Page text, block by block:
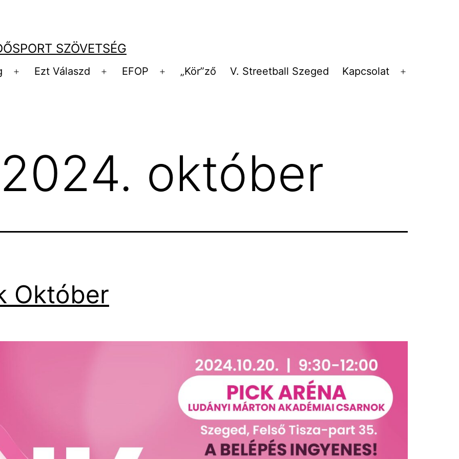
SZÖVETSÉG
Menü
Ezt Válaszd
Menü
EFOP
Menü
„Kör”ző V. Streetball Szeged Kapcsolat
2024. október
Október